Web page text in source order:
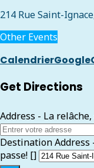
214 Rue Saint-
Other Events
Calendrier
Get Directions
Address - La
Destination Address
passe! []